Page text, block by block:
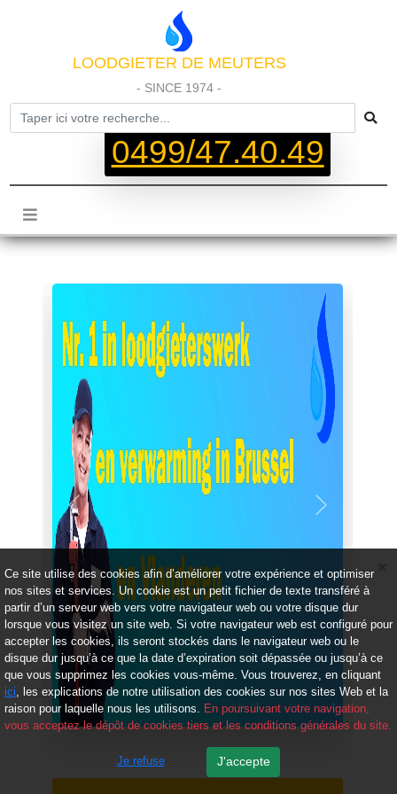
LOODGIETER DE MEUTERS
- SINCE 1974 -
0499/47.40.49
Précédent Suivant
Ce site utilise des cookies afin d’améliorer votre expérience et optimiser
nos sites et services. Un cookie est un petit fichier de texte transféré à
partir d’un serveur web vers votre navigateur web ou votre disque dur
lorsque vous visitez un site web. Si votre navigateur web est configuré pour
accepter les cookies, ils seront stockés dans le navigateur web ou le
disque dur jusqu’à ce que la date d’expiration soit dépassée ou jusqu’à ce
que vous supprimez les cookies vous-même. Vous trouverez, en cliquant
ici, les explications de notre utilisation des cookies sur nos sites Web et la
raison pour laquelle nous les utilisons. En poursuivant votre navigation,
vous acceptez le dépôt de cookies tiers et les conditions générales du site.
Je refuse J'accepte